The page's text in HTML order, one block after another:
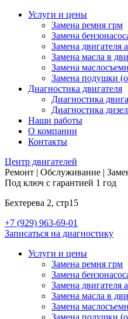
Услуги и цены
Замена ремня грм
Замена
Замена двигателя
Замена масла в
Замена
Замена подушки
Диагностика двигателя
Диагностика
Диагностика
Наши работы
О компании
Контакты
Центр двигателей
Ремонт | Обслуживание |
Под ключ с гарантией 1 год
Бехтерева 2, стр15
+7 (929) 963-69-01
Записаться на диагностику
Услуги и цены
Замена ремня грм
Замена
Замена двигателя
Замена масла в
Замена
Замена подушки